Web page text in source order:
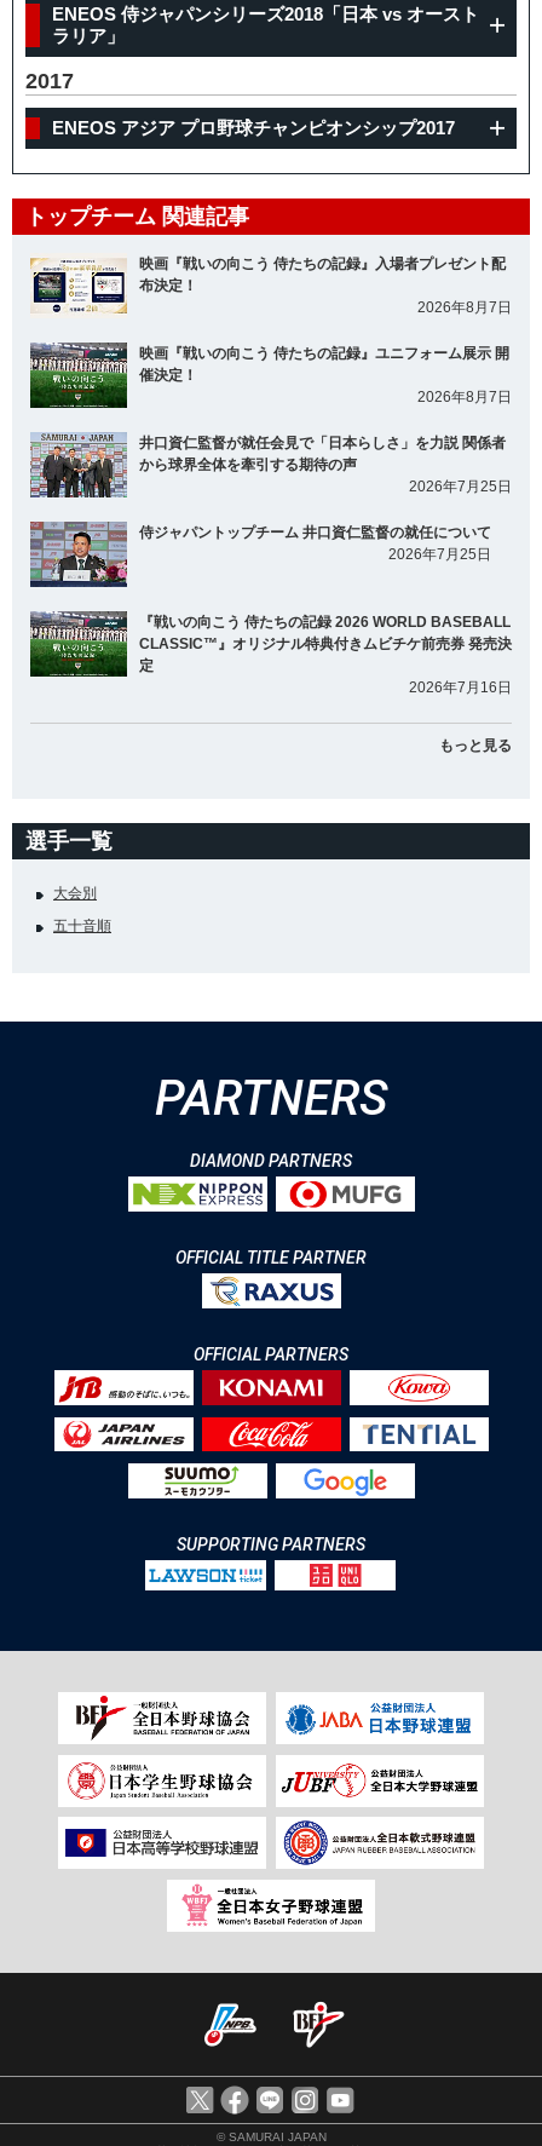
ENEOS 侍ジャパンシリーズ2018「日本 vs オースト
ラリア」
2017
ENEOS アジア プロ野球チャンピオンシップ2017
トップチーム 関連記事
映画『戦いの向こう 侍たちの記録』入場者プレゼント配
布決定！
2026年8月7日
映画『戦いの向こう 侍たちの記録』ユニフォーム展示 開
催決定！
2026年8月7日
井口資仁監督が就任会見で「日本らしさ」を力説 関係者
から球界全体を牽引する期待の声
2026年7月25日
侍ジャパントップチーム 井口資仁監督の就任について
2026年7月25日
『戦いの向こう 侍たちの記録 2026 WORLD BASEBALL
CLASSIC™』オリジナル特典付きムビチケ前売券 発売決
定
2026年7月16日
もっと見る
選手一覧
大会別
五十音順
PARTNERS
DIAMOND PARTNERS
OFFICIAL TITLE PARTNER
OFFICIAL PARTNERS
SUPPORTING PARTNERS
© SAMURAI JAPAN